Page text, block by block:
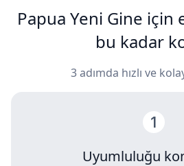
Papua Yeni Gine için
bu kadar
3 adımda hızlı ve
Uyumluluğu